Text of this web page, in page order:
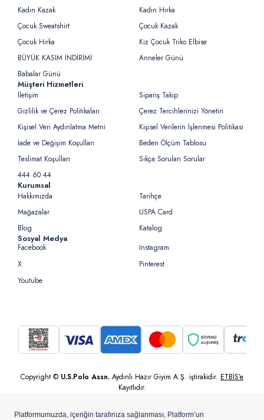
Kadın Kazak
Kadın Hırka
Çocuk Sweatshirt
Çocuk Kazak
Çocuk Hırka
Kız Çocuk Triko Elbise
BÜYÜK KASIM İNDİRİMİ
Anneler Günü
Babalar Günü
Müşteri Hizmetleri
İletişim
Sipariş Takip
Gizlilik ve Çerez Politikaları
Çerez Tercihlerinizi Yönetin
Kişisel Veri Aydınlatma Metni
Kişisel Verilerin İşlenmesi Politikası
İade ve Değişim Koşulları
Beden Ölçüm Tablosu
Teslimat Koşulları
Sıkça Sorulan Sorular
444 60 44
Kurumsal
Hakkımızda
Tarihçe
Mağazalar
USPA Card
Blog
Katalog
Sosyal Medya
Facebook
Instagram
X
Pinterest
Youtube
Copyright © U.S.Polo Assn. Aydınlı Hazır Giyim A.Ş. iştirakidir. ETBİS’e
Kayıtlıdır.